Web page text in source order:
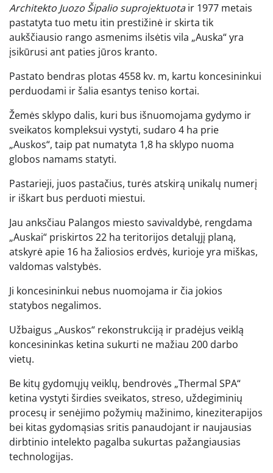
Architekto Juozo Šipalio suprojektuotair 1977 metais
pastatyta tuo metu itin prestižinė ir skirta tik
aukščiausio rango asmenims ilsėtis vila „Auska“ yra
įsikūrusi ant paties jūros kranto.
Pastato bendras plotas 4558 kv. m, kartu koncesininkui
perduodami ir šalia esantys teniso kortai.
Žemės sklypo dalis, kuri bus išnuomojama gydymo ir
sveikatos kompleksui vystyti, sudaro 4 ha prie
„Auskos“, taip pat numatyta 1,8 ha sklypo nuoma
globos namams statyti.
Pastarieji, juos pastačius, turės atskirą unikalų numerį
ir iškart bus perduoti miestui.
Jau anksčiau Palangos miesto savivaldybė, rengdama
„Auskai“ priskirtos 22 ha teritorijos detalųjį planą,
atskyrė apie 16 ha žaliosios erdvės, kurioje yra miškas,
valdomas valstybės.
Ji koncesininkui nebus nuomojama ir čia jokios
statybos negalimos.
Užbaigus „Auskos“ rekonstrukciją ir pradėjus veiklą
koncesininkas ketina sukurti ne mažiau 200 darbo
vietų.
Be kitų gydomųjų veiklų, bendrovės „Thermal SPA“
ketina vystyti širdies sveikatos, streso, uždegiminių
procesų ir senėjimo požymių mažinimo, kineziterapijos
bei kitas gydomąsias sritis panaudojant ir naujausias
dirbtinio intelekto pagalba sukurtas pažangiausias
technologijas.